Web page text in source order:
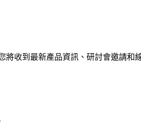
將收到最新產品資訊、研討會邀請和